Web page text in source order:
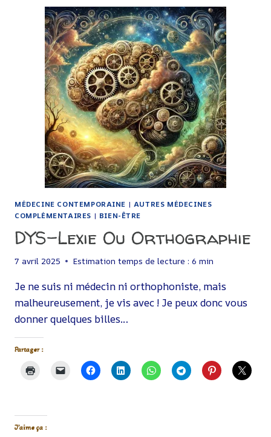
MÉDECINE CONTEMPORAINE | AUTRES MÉDECINES
COMPLÉMENTAIRES | BIEN-ÊTRE
DYS-Lexie Ou Orthographie
7 avril 2025 Estimation temps de lecture : 6 min
Je ne suis ni médecin ni orthophoniste, mais
malheureusement, je vis avec ! Je peux donc vous
donner quelques billes…
Partager :
J’aime ça :